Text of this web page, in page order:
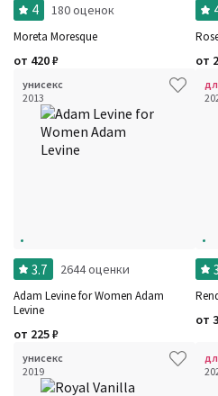
Сбросить
Бренды
4 180 оценок
Moreta Moresque
от 420₽ от
унисекс
2013
3.7 2644 оценки
Adam Levine for Women Adam
Levine
от 225₽
от
унисекс
2019